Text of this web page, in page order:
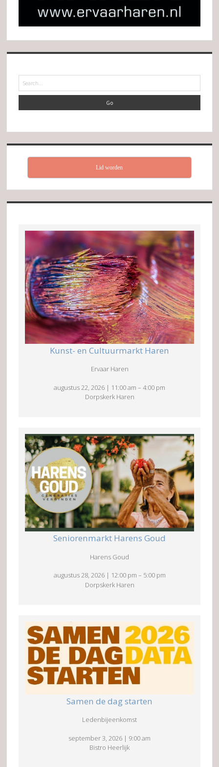
Lid worden
Kunst- en Cultuurmarkt Haren
Ervaar Haren
augustus 22, 2026 | 11:00 am – 4:00 pm
Dorpskerk Haren
Seniorenmarkt Harens Goud
Harens Goud
augustus 28, 2026 | 12:00 pm – 5:00 pm
Dorpskerk Haren
Samen de dag starten
Ledenbijeenkomst
september 3, 2026 | 9:00 am
Bistro Heerlijk